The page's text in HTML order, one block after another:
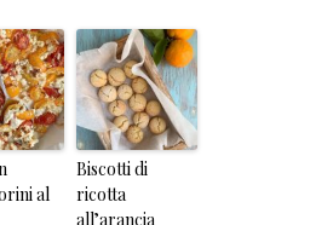
al
Biscotti di
ricotta
all’arancia